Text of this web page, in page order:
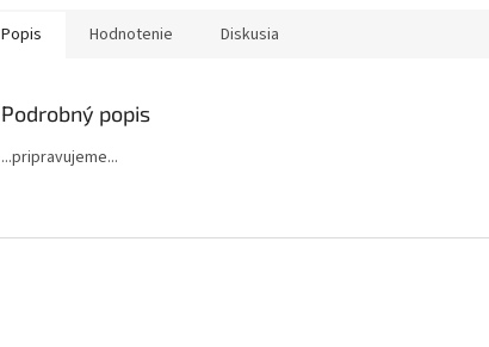
Popis Hodnotenie Diskusia
Podrobný popis
...pripravujeme...